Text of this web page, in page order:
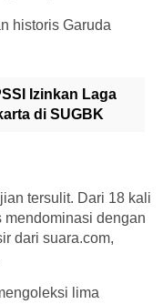
historis Garuda
Izinkan Laga
di SUGBK
tersulit. Dari 18 kali
mendominasi dengan
dari suara.com,
lima